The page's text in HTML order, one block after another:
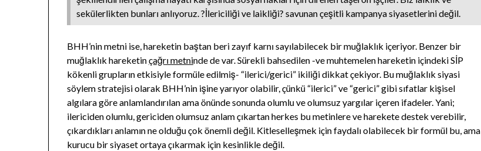
sekülerlikten bunları anlıyoruz. ?İlericiliği ve laikliği? savunan çeşitli kampanya siyasetlerini değil.
BHH’nin metni ise, hareketin baştan beri zayıf karnı sayılabilecek bir muğlaklık içeriyor. Benzer bir
muğlaklık hareketinçağrı metninde de var. Sürekli bahsedilen -ve muhtemelen hareketin içindeki SİP
kökenli grupların etkisiyle formüle edilmiş- “ilerici/gerici” ikiliği dikkat çekiyor. Bu muğlaklık siyasi
söylem stratejisi olarak BHH’nin işine yarıyor olabilir, çünkü “ilerici” ve “gerici” gibi sıfatlar kişisel
algılara göre anlamlandırılan ama önünde sonunda olumlu ve olumsuz yargılar içeren ifadeler. Yani;
ilericiden olumlu, gericiden olumsuz anlam çıkartan herkes bu metinlere ve harekete destek verebilir,
çıkardıkları anlamın ne olduğu çok önemli değil. Kitleselleşmek için faydalı olabilecek bir formül bu, ama
kurucu bir siyaset ortaya çıkarmak için kesinlikle değil.